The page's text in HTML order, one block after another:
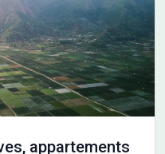
appartements